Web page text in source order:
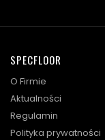
SPECFLOOR
O Firmie
Aktualności
Regulamin
Polityka prywatności